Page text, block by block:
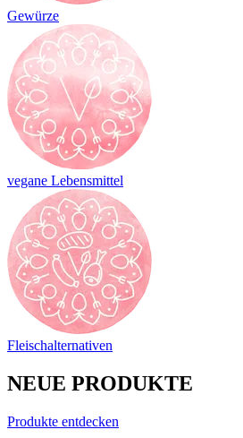
Gewürze
vegane Lebensmittel
Fleischalternativen
NEUE PRODUKTE
Produkte entdecken